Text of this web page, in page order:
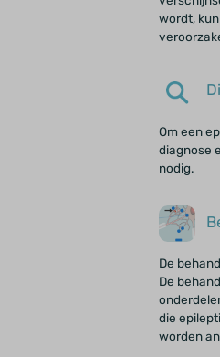
wordt,
Om een
diagnose
nodig.
De
De
die
worden